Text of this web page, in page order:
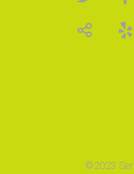
©2023